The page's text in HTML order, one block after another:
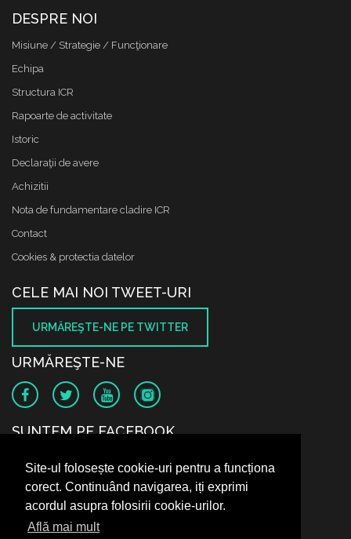
Site-ul folosește cookie-uri pentru a funcționa
corect. Continuând navigarea, iți exprimi
acordul asupra folosirii cookie-urilor.
Află mai mult
DESPRE NOI
Misiune / Strategie / Funcţionare
Echipa
Structura ICR
Rapoarte de activitate
Istoric
Declaraţii de avere
Achizitii
Nota de fundamentare cladire ICR
Contact
Cookies & protectia datelor
CELE MAI NOI TWEET-URI
URMĂREŞTE-NE PE TWITTER
URMĂREŞTE-NE
SUNTEM PE FACEBOOK